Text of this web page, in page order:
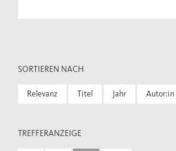
SORTIEREN NACH
Relevanz Titel Jahr Autor:in
TREFFERANZEIGE